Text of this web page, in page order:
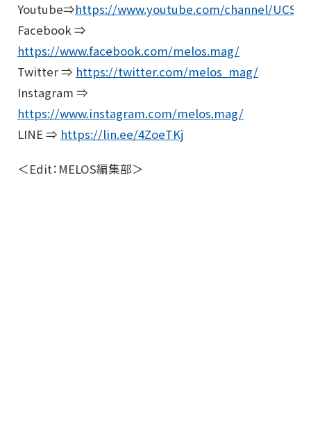
Youtube⇒https://www.youtube.com/channel/
Facebook ⇒
https://www.facebook.com/melos.mag/
Twitter ⇒ https://twitter.com/melos_mag/
Instagram ⇒
https://www.instagram.com/melos.mag/
LINE ⇒ https://lin.ee/4ZoeTKj
＜Edit：MELOS編集部＞